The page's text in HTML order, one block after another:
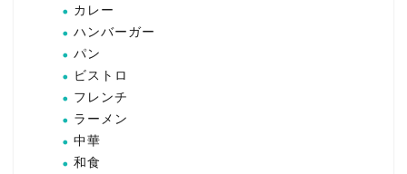
カレー
ハンバーガー
パン
ビストロ
フレンチ
ラーメン
中華
和食